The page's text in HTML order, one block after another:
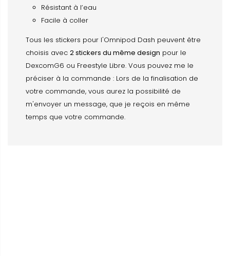
Résistant à l’eau
Facile à coller
Tous les stickers pour l'Omnipod Dash peuvent être
choisis avec 2 stickers du même design pour le
DexcomG6 ou Freestyle Libre. Vous pouvez me le
préciser à la commande : Lors de la finalisation de
votre commande, vous aurez la possibilité de
m'envoyer un message, que je reçois en même
temps que votre commande.